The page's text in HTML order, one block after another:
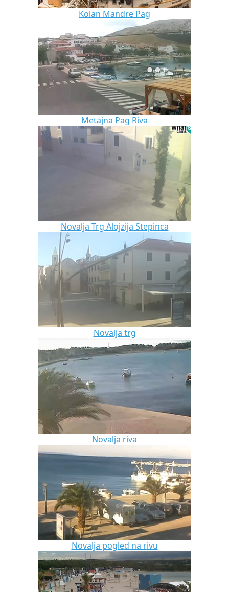
Kolan Mandre Pag
Metajna Pag Riva
Novalja Trg Alojzija Stepinca
Novalja trg
Novalja riva
Novalja pogled na rivu